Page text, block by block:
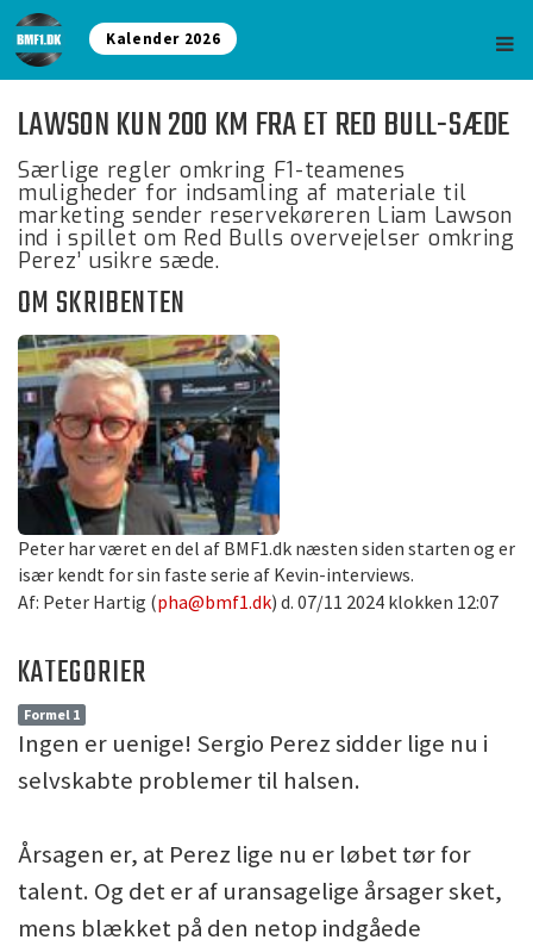
Kalender 2026
LAWSON KUN 200 KM FRA ET RED BULL-SÆDE
Særlige regler omkring F1-teamenes
muligheder for indsamling af materiale til
marketing sender reservekøreren Liam Lawson
ind i spillet om Red Bulls overvejelser omkring
Perez’ usikre sæde.
OM SKRIBENTEN
Peter har været en del af BMF1.dk næsten siden starten og er
især kendt for sin faste serie af Kevin-interviews.
Af: Peter Hartig (pha@bmf1.dk) d. 07/11 2024 klokken 12:07
KATEGORIER
Formel 1
Ingen er uenige! Sergio Perez sidder lige nu i
selvskabte problemer til halsen.
Årsagen er, at Perez lige nu er løbet tør for
talent. Og det er af uransagelige årsager sket,
mens blækket på den netop indgåede